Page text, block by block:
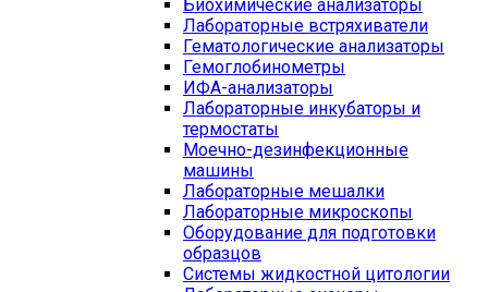
Биохимические анализаторы
Лабораторные встряхиватели
Гематологические анализаторы
Гемоглобинометры
ИФА-анализаторы
Лабораторные инкубаторы и
термостаты
Моечно-дезинфекционные
машины
Лабораторные мешалки
Лабораторные микроскопы
Оборудование для подготовки
образцов
Системы жидкостной цитологии